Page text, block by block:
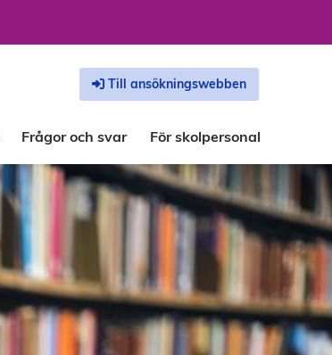
Frågor och svar För skolpersonal
Till ansökningswebben